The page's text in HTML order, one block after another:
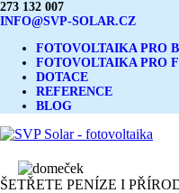
273 132 007
INFO@SVP-SOLAR.CZ
FOTOVOLTAIKA PRO
FOTOVOLTAIKA PRO
DOTACE
REFERENCE
BLOG
ŠETŘETE PENÍZE I